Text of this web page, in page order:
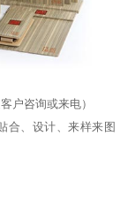
户咨询或来电）
合、设计、来样来图